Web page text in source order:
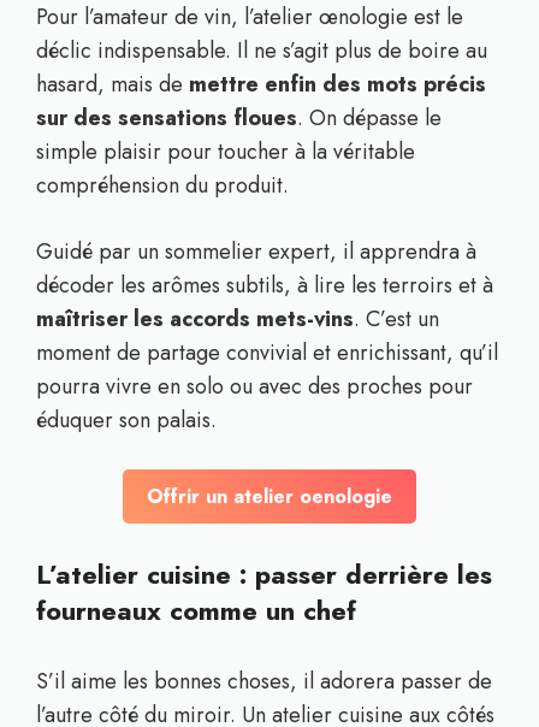
Pour l’amateur de vin, l’atelier œnologie est le
déclic indispensable. Il ne s’agit plus de boire au
hasard, mais de mettre enfin des mots précis
sur des sensations floues. On dépasse le
simple plaisir pour toucher à la véritable
compréhension du produit.
Guidé par un sommelier expert, il apprendra à
décoder les arômes subtils, à lire les terroirs et à
maîtriser les accords mets-vins. C’est un
moment de partage convivial et enrichissant, qu’il
pourra vivre en solo ou avec des proches pour
éduquer son palais.
Offrir un atelier oenologie
L’atelier cuisine : passer derrière les
fourneaux comme un chef
S’il aime les bonnes choses, il adorera passer de
l’autre côté du miroir. Un atelier cuisine aux côtés